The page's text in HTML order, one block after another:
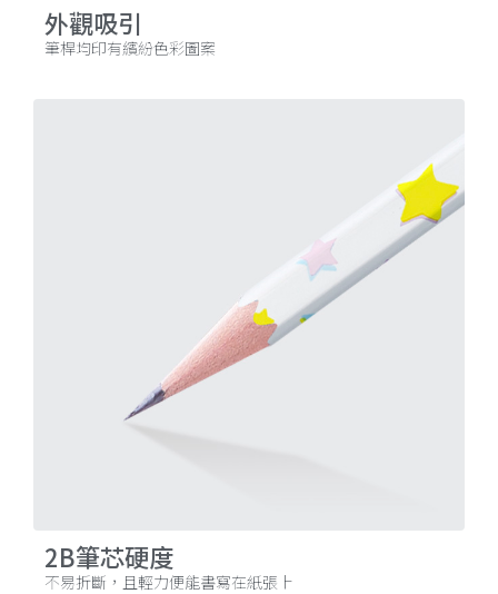
外觀吸引
筆桿均印有繽紛色彩圖案
2B筆芯硬度
不易折斷，且輕力便能書寫在紙張上